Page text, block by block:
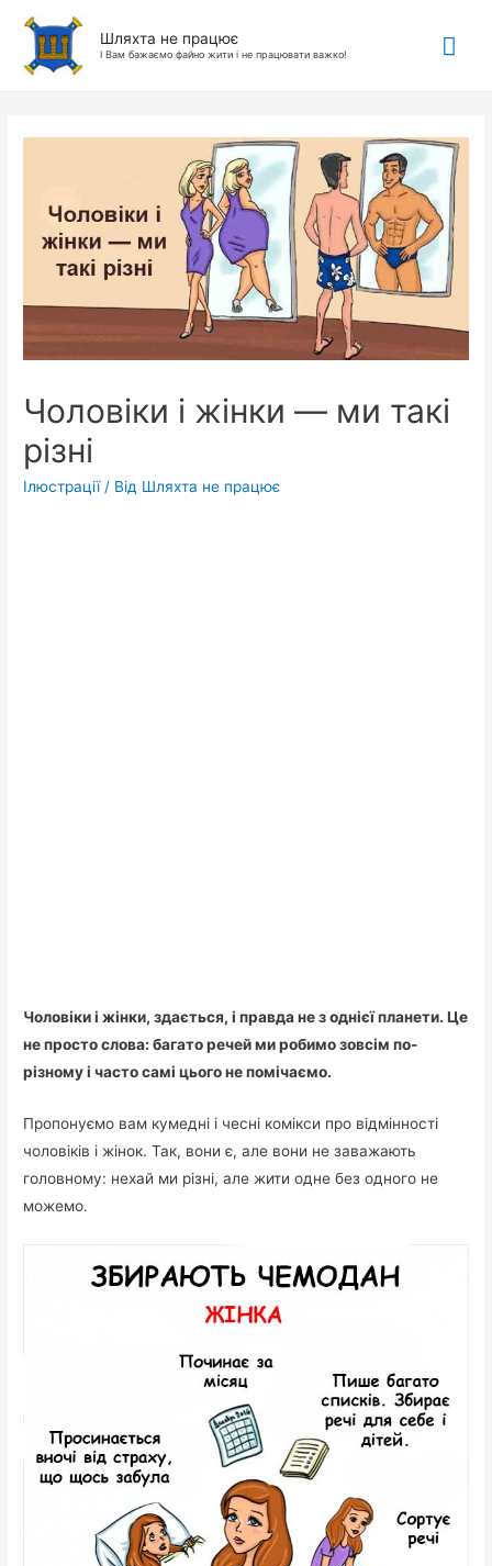
Шляхта не працює
І Вам бажаємо файно жити і не працювати важко!
Чоловіки і жінки — ми такі
різні
Ілюстрації/ Від Шляхта не працює
Чоловіки і жінки, здається, і правда не з однієї планети. Це
не просто слова: багато речей ми робимо зовсім по-
різному і часто самі цього не помічаємо.
Пропонуємо вам кумедні і чесні комікси про відмінності
чоловіків і жінок. Так, вони є, але вони не заважають
головному: нехай ми різні, але жити одне без одного не
можемо.